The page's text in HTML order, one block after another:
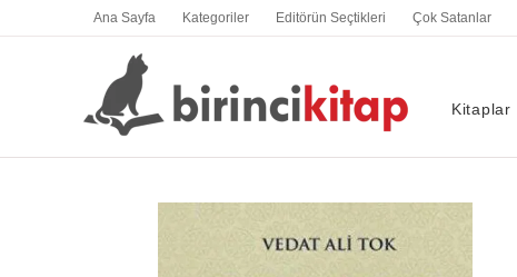
Ana Sayfa Kategoriler Editörün Seçtikleri Çok Satanlar
Kitaplar